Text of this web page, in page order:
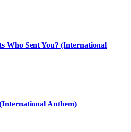
Who Sent You? (International
Anthem)